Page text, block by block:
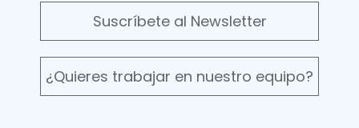
Suscríbete al Newsletter
¿Quieres trabajar en nuestro equipo?